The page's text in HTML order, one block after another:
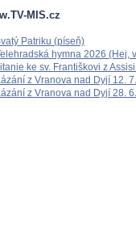
MIS.cz
Patriku (píseň)
hymna 2026 (Hej,
ke sv. Františkovi z
z Vranova nad Dyjí 12.
z Vranova nad Dyjí 28.